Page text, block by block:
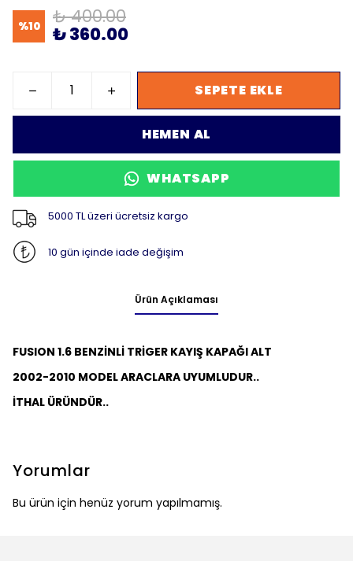
%10 ₺ 400.00
₺ 360.00
SEPETE EKLE
HEMEN AL
WHATSAPP
5000 TL üzeri ücretsiz kargo
10 gün içinde iade değişim
Ürün Açıklaması
FUSION 1.6 BENZİNLİ TRİGER KAYIŞ KAPAĞI ALT
2002-2010 MODEL ARACLARA UYUMLUDUR..
İTHAL ÜRÜNDÜR..
Yorumlar
Bu ürün için henüz yorum yapılmamış.